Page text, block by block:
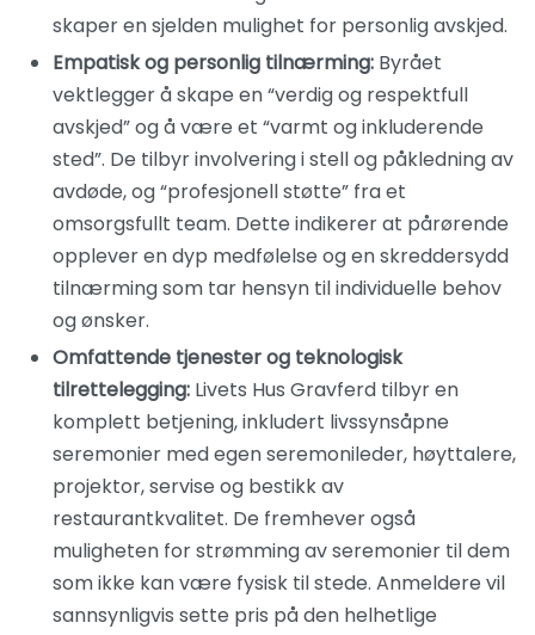
skaper en sjelden mulighet for personlig avskjed.
Empatisk og personlig tilnærming: Byrået
vektlegger å skape en “verdig og respektfull
avskjed” og å være et “varmt og inkluderende
sted”. De tilbyr involvering i stell og påkledning av
avdøde, og “profesjonell støtte” fra et
omsorgsfullt team. Dette indikerer at pårørende
opplever en dyp medfølelse og en skreddersydd
tilnærming som tar hensyn til individuelle behov
og ønsker.
Omfattende tjenester og teknologisk
tilrettelegging: Livets Hus Gravferd tilbyr en
komplett betjening, inkludert livssynsåpne
seremonier med egen seremonileder, høyttalere,
projektor, servise og bestikk av
restaurantkvalitet. De fremhever også
muligheten for strømming av seremonier til dem
som ikke kan være fysisk til stede. Anmeldere vil
sannsynligvis sette pris på den helhetlige